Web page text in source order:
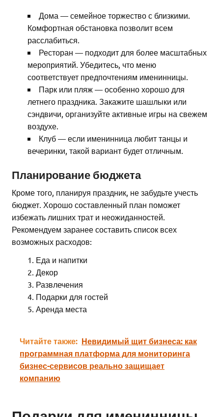
Дома — семейное торжество с близкими.
Комфортная обстановка позволит всем
расслабиться.
Ресторан — подходит для более масштабных
мероприятий. Убедитесь, что меню
соответствует предпочтениям именинницы.
Парк или пляж — особенно хорошо для
летнего праздника. Закажите шашлыки или
сэндвичи, организуйте активные игры на свежем
воздухе.
Клуб — если именинница любит танцы и
вечеринки, такой вариант будет отличным.
Планирование бюджета
Кроме того, планируя праздник, не забудьте учесть
бюджет. Хорошо составленный план поможет
избежать лишних трат и неожиданностей.
Рекомендуем заранее составить список всех
возможных расходов:
Еда и напитки
Декор
Развлечения
Подарки для гостей
Аренда места
Читайте также: Невидимый щит бизнеса: как
программная платформа для мониторинга
бизнес-сервисов реально защищает
компанию